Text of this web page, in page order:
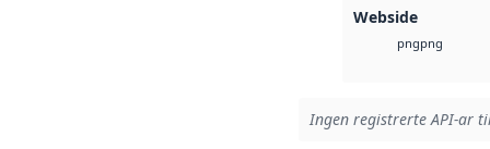
Webside
pngpng
Ingen registrerte API-ar